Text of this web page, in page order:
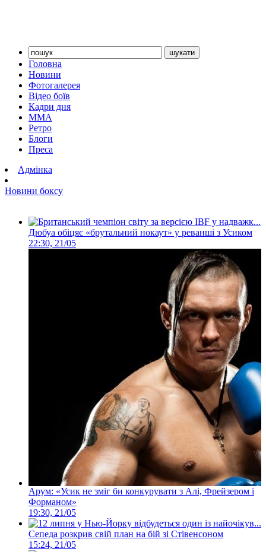
Головна
Новини
Фотогалерея
Відео боїв
Кадри дня
ММА
Ретро
Блоги
Преса
Адмінка
Новини боксу
Дюбуа обіцяє «брутальний нокаут» у реванші з Усиком
22:30, 21/05
Арум: «Усик не зміг би конкурувати з Алі, Фрейзером і
Форманом»
19:30, 21/05
Сепеда розкрив свій план на бій зі Стівенсоном
15:24, 21/05